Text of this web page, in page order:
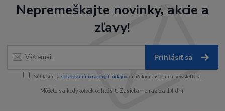
Nepremeškajte novinky, akcie a
zľavy!
Prihlásiť sa
Súhlasím sospracovaním osobných údajov za účelom zasielania newslettera.
Môžete sa kedykoľvek odhlásiť. Zasielame raz za 14 dní.